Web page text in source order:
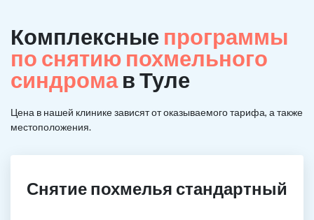
Комплексные программы
по снятию похмельного
синдромав Туле
Цена в нашей клинике зависят от оказываемого тарифа, а также
местоположения.
Снятие похмелья стандартный